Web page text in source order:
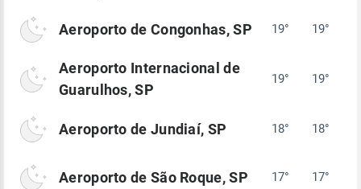
Aeroporto de Congonhas, SP 19° 19°
Aeroporto Internacional de
Guarulhos, SP
19° 19°
Aeroporto de Jundiaí, SP 18° 18°
Aeroporto de São Roque, SP 17° 17°